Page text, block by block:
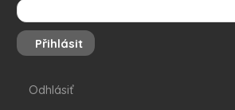
Přihlásit
Odhlásiť